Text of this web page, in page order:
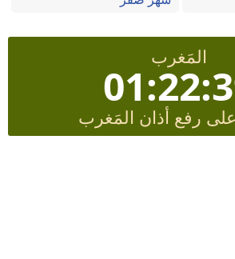
المَغرب
رفع أذان المَغرب